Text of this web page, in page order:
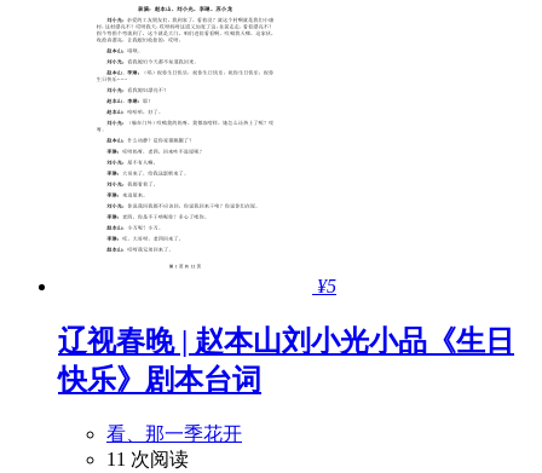
¥5
辽视春晚 | 赵本山刘小光小品《生日
快乐》剧本台词
看、那一季花开
11 次阅读